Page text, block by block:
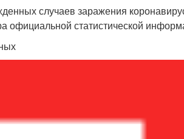
случаев заражения
официальной статистической